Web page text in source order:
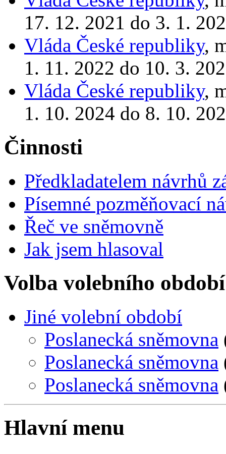
17. 12. 2021 do 3. 1.
Vláda České republiky,
1. 11. 2022 do 10. 3.
Vláda České republiky,
1. 10. 2024 do 8. 10.
Činnosti
Předkladatelem návrhů
Písemné pozměňovací
Řeč ve sněmovně
Jak jsem hlasoval
Volba volebního období
Jiné volební období
Poslanecká sněmovna
Poslanecká sněmovna
Poslanecká sněmovna
Hlavní menu